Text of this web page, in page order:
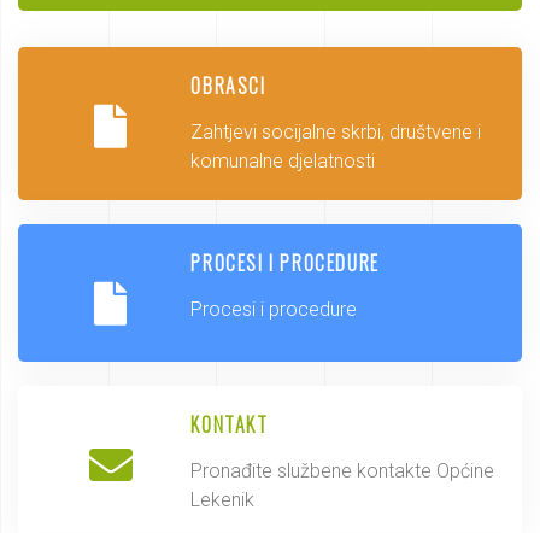
OBRASCI
Zahtjevi socijalne skrbi, društvene i
komunalne djelatnosti
PROCESI I PROCEDURE
Procesi i procedure
KONTAKT
Pronađite službene kontakte Općine
Lekenik